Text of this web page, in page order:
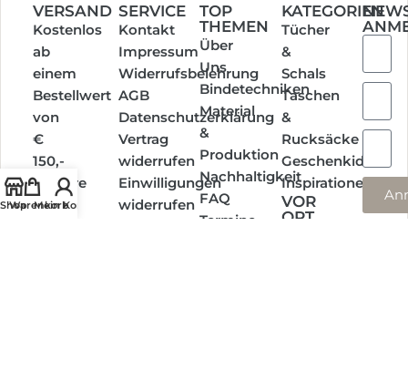
VERSAND
Kostenlos
ab
einem
Bestellwert
von
€
150,-
Weitere
Infos
SERVICE
Kontakt
Impressum
Widerrufsbelehrung
AGB
Datenschutzerklärung
Vertrag
widerrufen
Einwilligungen
widerrufen
TOP
THEMEN
Über
Uns
Bindetechniken
Material
&
Produktion
Nachhaltigkeit
FAQ
Termine
KATEGORIEN
Tücher
&
Schals
Taschen
&
Rucksäcke
Geschenkideen
Inspirationen
VOR
ORT
Shop
Warenkorb
Mein Konto